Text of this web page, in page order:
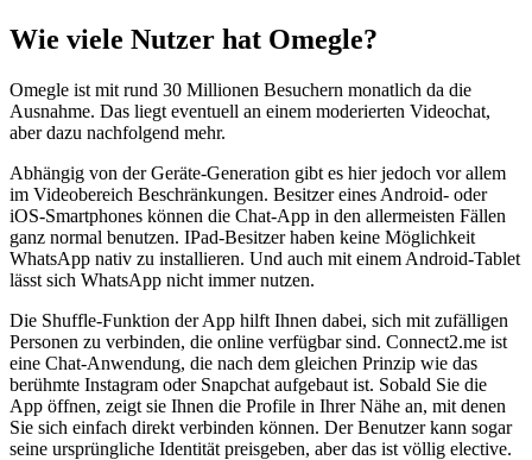
Wie viele Nutzer hat Omegle?
Omegle ist mit rund 30 Millionen Besuchern monatlich da die
Ausnahme. Das liegt eventuell an einem moderierten Videochat,
aber dazu nachfolgend mehr.
Abhängig von der Geräte-Generation gibt es hier jedoch vor allem
im Videobereich Beschränkungen. Besitzer eines Android- oder
iOS-Smartphones können die Chat-App in den allermeisten Fällen
ganz normal benutzen. IPad-Besitzer haben keine Möglichkeit
WhatsApp nativ zu installieren. Und auch mit einem Android-Tablet
lässt sich WhatsApp nicht immer nutzen.
Die Shuffle-Funktion der App hilft Ihnen dabei, sich mit zufälligen
Personen zu verbinden, die online verfügbar sind. Connect2.me ist
eine Chat-Anwendung, die nach dem gleichen Prinzip wie das
berühmte Instagram oder Snapchat aufgebaut ist. Sobald Sie die
App öffnen, zeigt sie Ihnen die Profile in Ihrer Nähe an, mit denen
Sie sich einfach direkt verbinden können. Der Benutzer kann sogar
seine ursprüngliche Identität preisgeben, aber das ist völlig elective.